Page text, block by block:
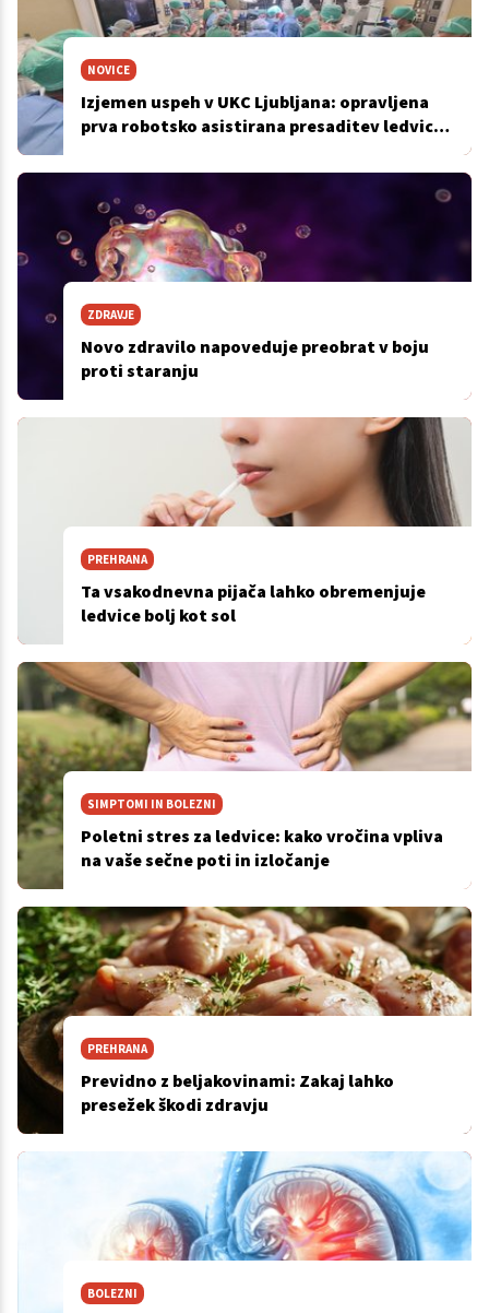
NOVICE
Izjemen uspeh v UKC Ljubljana: opravljena
prva robotsko asistirana presaditev ledvice
ZDRAVJE
Novo zdravilo napoveduje preobrat v boju
proti staranju
PREHRANA
Ta vsakodnevna pijača lahko obremenjuje
ledvice bolj kot sol
SIMPTOMI IN BOLEZNI
Poletni stres za ledvice: kako vročina vpliva
na vaše sečne poti in izločanje
PREHRANA
Previdno z beljakovinami: Zakaj lahko
presežek škodi zdravju
BOLEZNI